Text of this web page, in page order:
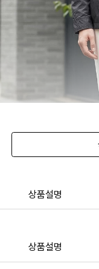
상품설명
상품설명